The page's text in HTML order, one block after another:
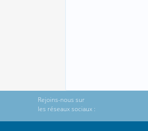
Rejoins-nous sur
les réseaux sociaux :